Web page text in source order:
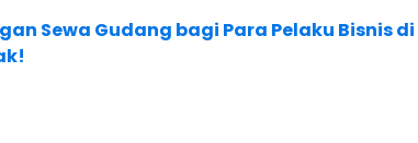
Sewa Gudang bagi Para Pelaku Bisnis di